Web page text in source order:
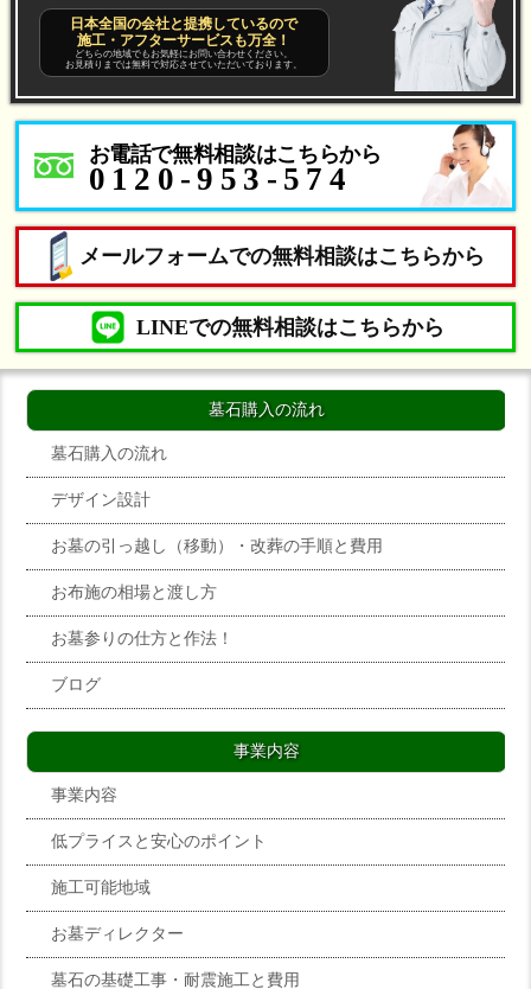
日本全国の会社と提携しているので
施工・アフターサービスも万全！
どちらの地域でもお気軽にお問い合わせください。
お見積りまでは無料で対応させていただいております。
お電話で無料相談はこちらから
0120-953-574
メールフォームでの無料相談はこちらから
LINEでの無料相談はこちらから
墓石購入の流れ
墓石購入の流れ
デザイン設計
お墓の引っ越し（移動）・改葬の手順と費用
お布施の相場と渡し方
お墓参りの仕方と作法！
ブログ
事業内容
事業内容
低プライスと安心のポイント
施工可能地域
お墓ディレクター
墓石の基礎工事・耐震施工と費用